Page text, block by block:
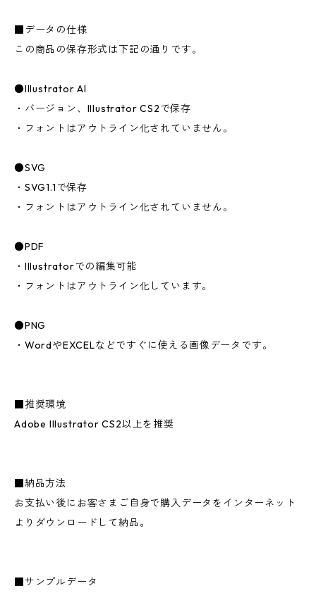
■データの仕様
この商品の保存形式は下記の通りです。
●Illustrator AI
・バージョン、Illustrator CS2で保存
・フォントはアウトライン化されていません。
●SVG
・SVG1.1で保存
・フォントはアウトライン化されていません。
●PDF
・Illustratorでの編集可能
・フォントはアウトライン化しています。
●PNG
・WordやEXCELなどですぐに使える画像データです。
■推奨環境
Adobe Illustrator CS2以上を推奨
■納品方法
お支払い後にお客さまご自身で購入データをインターネット
よりダウンロードして納品。
■サンプルデータ